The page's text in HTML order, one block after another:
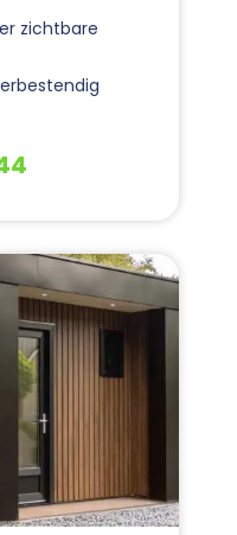
zichtbare